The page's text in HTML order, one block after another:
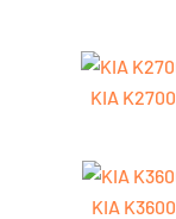
KIA K2700
KIA K3600